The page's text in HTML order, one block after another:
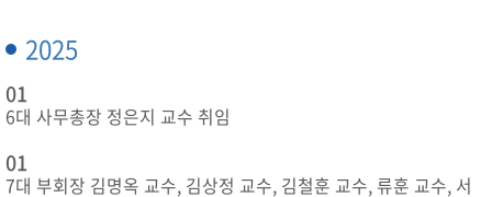
2025
01
6대 사무총장 정은지 교수 취임
01
7대 부회장 김명옥 교수, 김상정 교수, 김철훈 교수, 류훈 교수, 서